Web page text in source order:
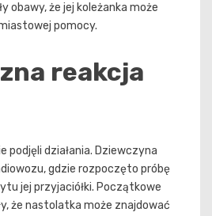
obawy, że jej koleżanka może
pomocy.
reakcja
podjęli działania. Dziewczyna
gdzie rozpoczęto próbę
jej przyjaciółki. Początkowe
że nastolatka może znajdować